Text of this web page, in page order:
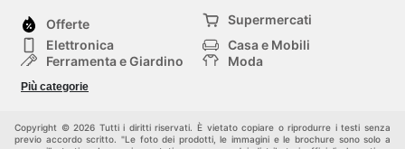
Offerte
Supermercati
Elettronica
Casa e Mobili
Ferramenta e Giardino
Moda
Bambini e Neonati
Più categorie
Copyright © 2026 Tutti i diritti riservati. È vietato copiare o riprodurre i testi senza
previo accordo scritto. "Le foto dei prodotti, le immagini e le brochure sono solo a